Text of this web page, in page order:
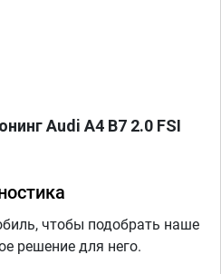
Audi A4 B7 2.0 FSI
чтобы подобрать наше
решение для него.